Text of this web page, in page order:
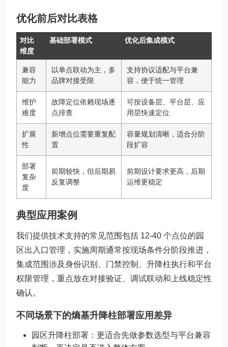
优化前后对比表格
对比
维度
基础部署模式 优化后集成模式
兼容
能力
以单点联动为主，多
品牌对接受限
支持协议适配与平台兼
容，便于统一管理
维护
难度
故障定位依赖现场逐
点排查
可按设备层、平台层、应
用层快速定位
扩展
性
新增点位需要重复配
置
容量规划清晰，适合分阶
段扩容
部署
复杂
度
前期较快，但后期易
反复调整
前期设计要求更高，后期
运维更稳定
典型应用案例
我们提供技术支持的常见范围包括 12-40 个点位的园
区出入口管理，实施周期通常按现场条件分阶段推进，
集成范围涉及身份识别、门禁控制、升降柱执行和平台
权限管理，重点放在对接验证、调试联动和上线稳定性
确认。
不同场景下的熵基升降柱部署应用差异
园区升降柱部署：更适合先做参数选型与平台兼容